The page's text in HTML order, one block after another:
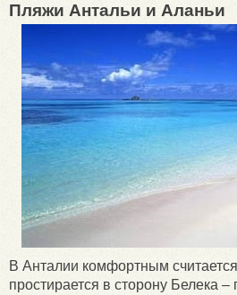
Пляжи Антальи и Аланьи
В Анталии комфортным
простирается в сторону Белека –